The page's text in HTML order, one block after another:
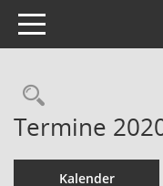
Toggle navigation
Termine
Kalender